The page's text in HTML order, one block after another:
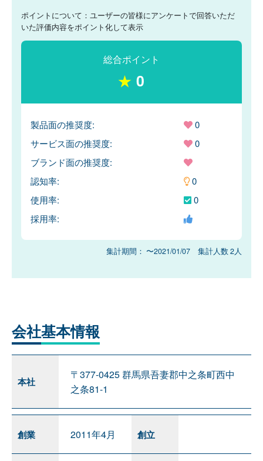
ポイントについて：ユーザーの皆様にアンケートで回答いただ
いた評価内容をポイント化して表示
総合ポイント
★ 0
製品面の推奨度:
サービス面の推奨度:
ブランド面の推奨度:
0
0
認知率:
使用率:
採用率:
0
0
集計期間： 〜2021/01/07 集計人数 2人
会社基本情報
本社
〒377-0425 群馬県吾妻郡中之条町西中
之条81-1
創業 2011年4月 創立